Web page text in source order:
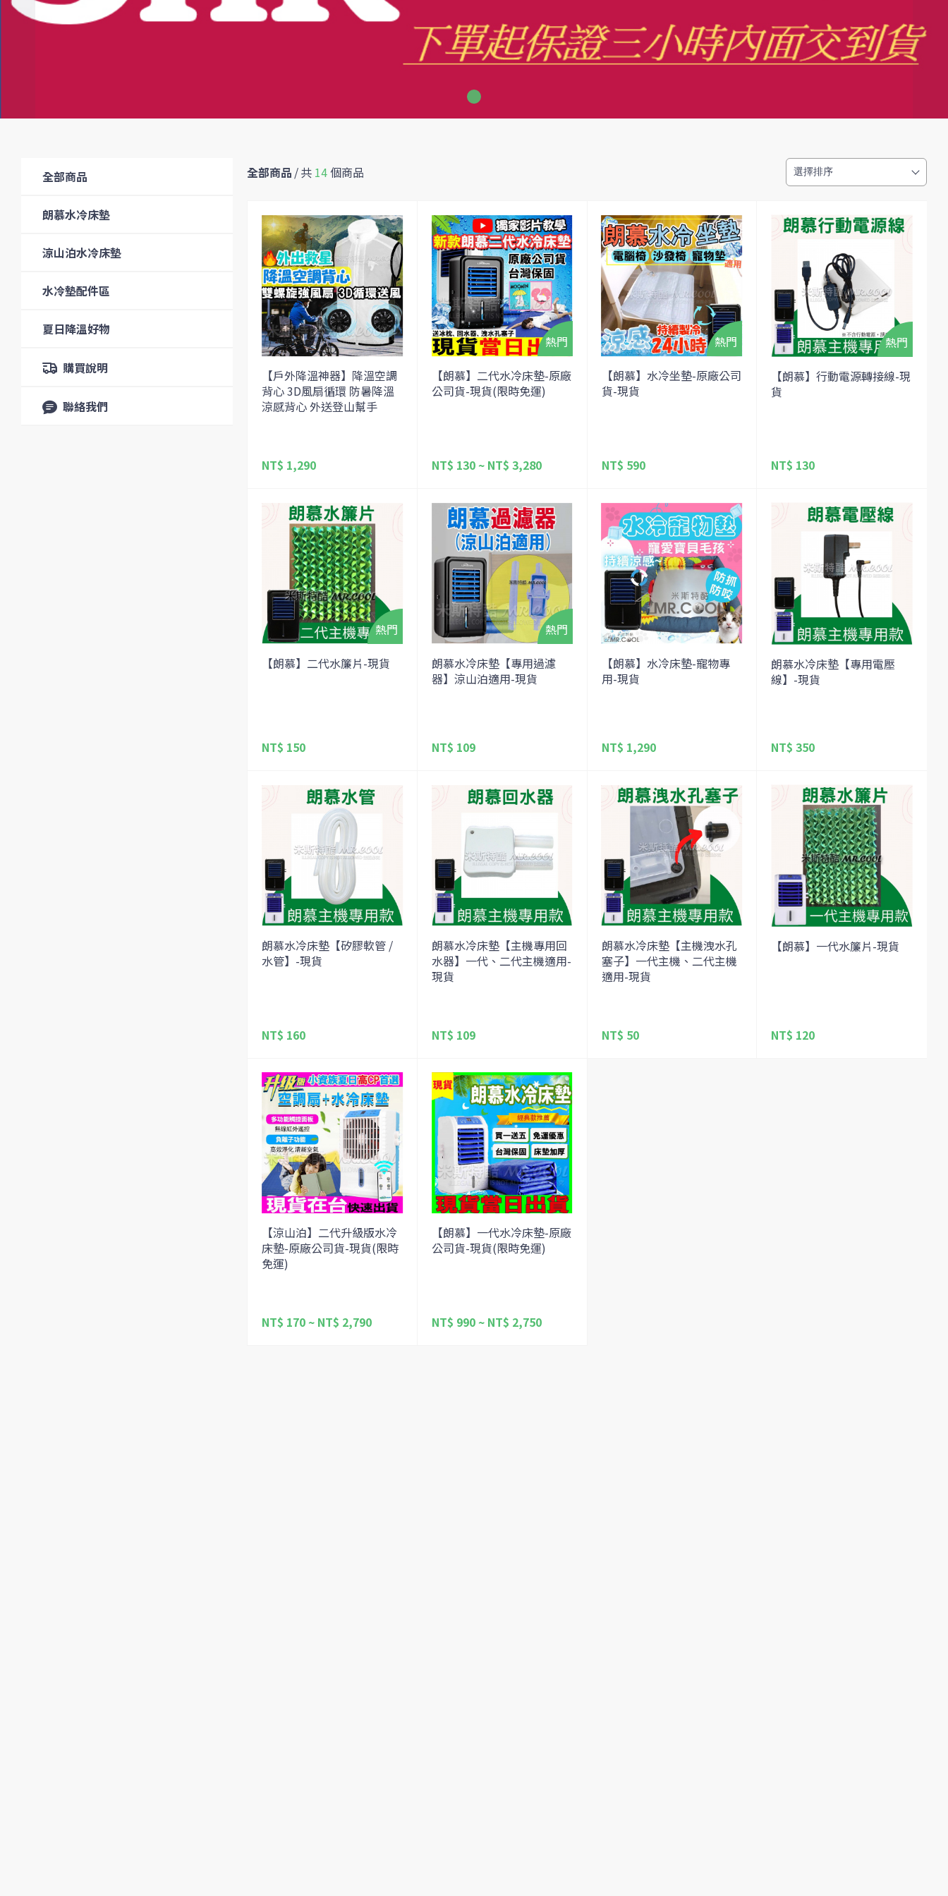
全部商品
朗慕水冷床墊
涼山泊水冷床墊
水冷墊配件區
夏日降溫好物
購買說明
聯絡我們
全部商品 /共 14個商品
【戶外降溫神器】降溫空調
背心 3D風扇循環 防暑降溫
涼感背心 外送登山幫手
NT$ 1,290
【朗慕】二代水冷床墊-原廠
公司貨-現貨(限時免運)
NT$ 130 ~ NT$ 3,280
【朗慕】水冷坐墊-原廠公司
貨-現貨
NT$ 590
【朗慕】行動電源轉接線-現
貨
NT$ 130
【朗慕】二代水簾片-現貨
NT$ 150
朗慕水冷床墊【專用過濾
器】涼山泊適用-現貨
NT$ 109
【朗慕】水冷床墊-寵物專
用-現貨
NT$ 1,290
朗慕水冷床墊【專用電壓
線】-現貨
NT$ 350
朗慕水冷床墊【矽膠軟管 /
水管】-現貨
NT$ 160
朗慕水冷床墊【主機專用回
水器】一代、二代主機適用-
現貨
NT$ 109
朗慕水冷床墊【主機洩水孔
塞子】一代主機、二代主機
適用-現貨
NT$ 50
【朗慕】一代水簾片-現貨
NT$ 120
【涼山泊】二代升級版水冷
床墊-原廠公司貨-現貨(限時
免運)
NT$ 170 ~ NT$ 2,790
【朗慕】一代水冷床墊-原廠
公司貨-現貨(限時免運)
NT$ 990 ~ NT$ 2,750